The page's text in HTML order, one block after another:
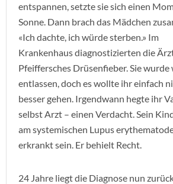
entspannen, setzte sie sich einen
Sonne. Dann brach das Mädchen
«Ich dachte, ich würde sterben.» Im
Krankenhaus diagnostizierten die
Pfeiffersches Drüsenfieber. Sie wurde
entlassen, doch es wollte ihr einfach
besser gehen. Irgendwann hegte ihr
selbst Arzt – einen Verdacht. Sein
am systemischen Lupus
erkrankt sein. Er behielt Recht.
24 Jahre liegt die Diagnose nun